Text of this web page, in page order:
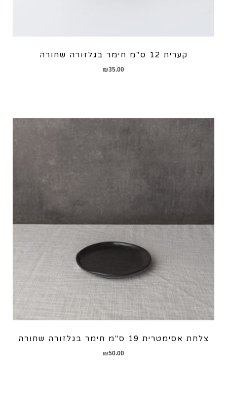
קערית 12 ס"מ חימר בגלזורה שחורה
₪35.00
צלחת אסימטרית 19 ס"מ חימר בגלזורה שחורה
₪50.00